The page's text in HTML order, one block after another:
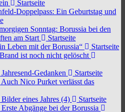
Startseite
Doppelpass: Ein Geburtstag und
Sonntag: Borussia bei den
am Start
Startseite
Leben mit der Borussia“
Startseite
ist noch nicht gelöscht
Jahresend-Gedanken
Startseite
Auch Nico Purket verlässt das
Bilder eines Jahres (4)
Startseite
Erste Abgänge bei der Borussia